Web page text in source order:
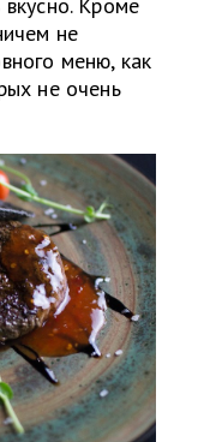
не
меню, как
не очень